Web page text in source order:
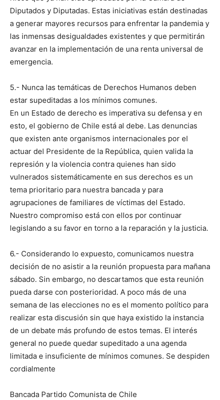
Diputados y Diputadas. Estas iniciativas están destinadas
a generar mayores recursos para enfrentar la pandemia y
las inmensas desigualdades existentes y que permitirán
avanzar en la implementación de una renta universal de
emergencia.
5.- Nunca las temáticas de Derechos Humanos deben
estar supeditadas a los mínimos comunes.
En un Estado de derecho es imperativa su defensa y en
esto, el gobierno de Chile está al debe. Las denuncias
que existen ante organismos internacionales por el
actuar del Presidente de la República, quien valida la
represión y la violencia contra quienes han sido
vulnerados sistemáticamente en sus derechos es un
tema prioritario para nuestra bancada y para
agrupaciones de familiares de víctimas del Estado.
Nuestro compromiso está con ellos por continuar
legislando a su favor en torno a la reparación y la justicia.
6.- Considerando lo expuesto, comunicamos nuestra
decisión de no asistir a la reunión propuesta para mañana
sábado. Sin embargo, no descartamos que esta reunión
pueda darse con posterioridad. A poco más de una
semana de las elecciones no es el momento político para
realizar esta discusión sin que haya existido la instancia
de un debate más profundo de estos temas. El interés
general no puede quedar supeditado a una agenda
limitada e insuficiente de mínimos comunes. Se despiden
cordialmente
Bancada Partido Comunista de Chile